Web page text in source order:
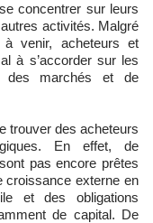
concentrer sur leurs
activités. Malgré
à venir, acheteurs et
à s’accorder sur les
des marchés et de
trouver des acheteurs
En effet, de
pas encore prêtes
croissance externe en
et des obligations
de capital. De